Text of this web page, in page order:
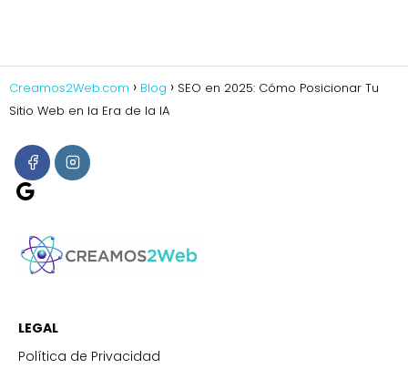
v
e
Creamos2Web.com Blog
SEO en 2025: Cómo Posicionar Tu
Sitio Web en la Era de la IA
Google
LEGAL
Política de Privacidad